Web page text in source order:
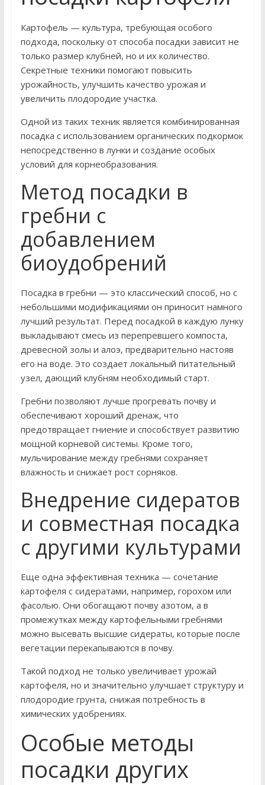
Картофель — культура, требующая особого
подхода, поскольку от способа посадки зависит не
только размер клубней, но и их количество.
Секретные техники помогают повысить
урожайность, улучшить качество урожая и
увеличить плодородие участка.
Одной из таких техник является комбинированная
посадка с использованием органических подкормок
непосредственно в лунки и создание особых
условий для корнеобразования.
Метод посадки в
гребни с
добавлением
биоудобрений
Посадка в гребни — это классический способ, но с
небольшими модификациями он приносит намного
лучший результат. Перед посадкой в каждую лунку
выкладывают смесь из перепревшего компоста,
древесной золы и алоэ, предварительно настояв
его на воде. Это создает локальный питательный
узел, дающий клубням необходимый старт.
Гребни позволяют лучше прогревать почву и
обеспечивают хороший дренаж, что
предотвращает гниение и способствует развитию
мощной корневой системы. Кроме того,
мульчирование между гребнями сохраняет
влажность и снижает рост сорняков.
Внедрение сидератов
и совместная посадка
с другими культурами
Еще одна эффективная техника — сочетание
картофеля с сидератами, например, горохом или
фасолью. Они обогащают почву азотом, а в
промежутках между картофельными гребнями
можно высевать высшие сидераты, которые после
вегетации перекапываются в почву.
Такой подход не только увеличивает урожай
картофеля, но и значительно улучшает структуру и
плодородие грунта, снижая потребность в
химических удобрениях.
Особые методы
посадки других